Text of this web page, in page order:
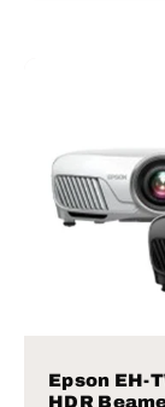
Epson EH-
HDR